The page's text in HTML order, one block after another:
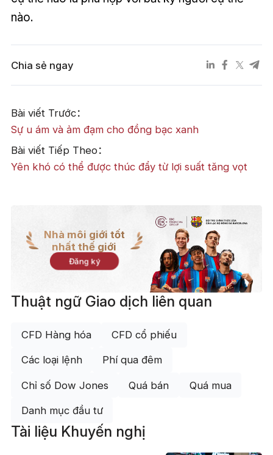
nào.
Chia sẻ ngay
Bài viết Trước：
​Sự u ám và ảm đạm cho đồng bạc xanh
Bài viết Tiếp Theo：
Yên khó có thể được thúc đẩy từ lợi suất tăng vọt
Nhà môi giới tốt
nhất thế giới
Đăng ký
Thuật ngữ Giao dịch liên quan
CFD Hàng hóa CFD cổ phiếu
Các loại lệnh Phí qua đêm
Chỉ số Dow Jones Quá bán Quá mua
Danh mục đầu tư
Tài liệu Khuyến nghị